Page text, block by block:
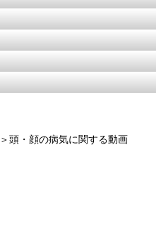
＞頭・顔の病気に関する動画